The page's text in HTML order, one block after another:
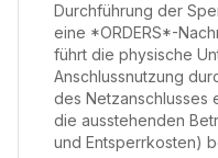
Durchführung der
eine *ORDERS*-
führt die physische
Anschlussnutzung
des Netzanschlusses
die ausstehenden
und Entsperrkosten)